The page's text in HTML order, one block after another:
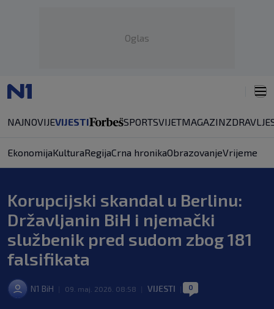
Oglas
NAJNOVIJEVIJESTI SPORTSVIJETMAGAZINZDRAVLJE
EkonomijaKulturaRegijaCrna hronikaObrazovanjeVrijeme
Korupcijski skandal u Berlinu:
Državljanin BiH i njemački
službenik pred sudom zbog 181
falsifikata
N1 BiH 09. maj. 2026. 08:58 VIJESTI 0